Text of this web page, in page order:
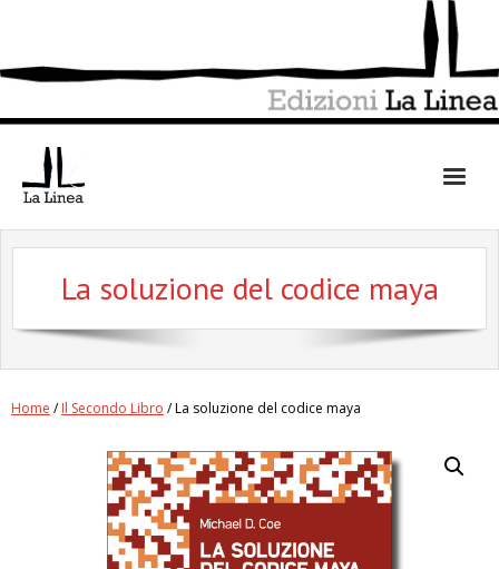
La soluzione del codice maya
Home /Il Secondo Libro / La soluzione del codice maya